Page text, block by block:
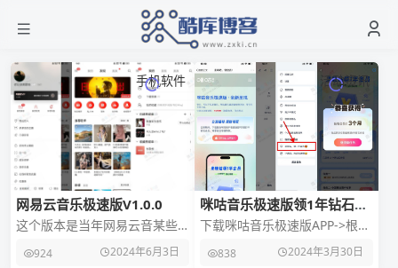
手机软件
网易云音乐极速版V1.0.0
这个版本是当年网易云音某些
原因全网下架，临时推出来的
应急版本，纯32位，但广告很
924 2024年6月3日
活动资讯
咪咕音乐极速版领1年钻石会
员
下载咪咕音乐极速版APP->根据
图1输入公测邀请码->再“我的-
右上角侧边栏-来咪咕领一
838 2024年3月30日